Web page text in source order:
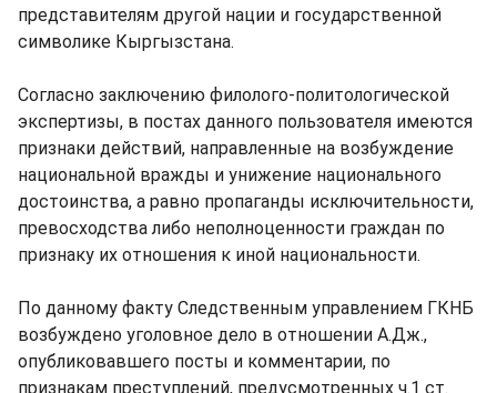
представителям другой нации и государственной
символике Кыргызстана.
Согласно заключению филолого-политологической
экспертизы, в постах данного пользователя имеются
признаки действий, направленные на возбуждение
национальной вражды и унижение национального
достоинства, а равно пропаганды исключительности,
превосходства либо неполноценности граждан по
признаку их отношения к иной национальности.
По данному факту Следственным управлением ГКНБ
возбуждено уголовное дело в отношении А.Дж.,
опубликовавшего посты и комментарии, по
признакам преступлений, предусмотренных ч.1 ст.